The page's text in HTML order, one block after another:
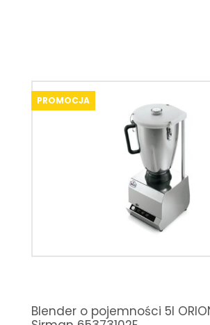
PROMOCJA
Blender o pojemności 5l